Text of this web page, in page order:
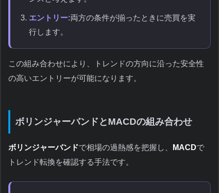
エントリー:両方の条件が揃ったときに売買を実
行します。
この組み合わせにより、トレンドの方向に沿った安全性
の高いエントリーが可能になります。
ボリンジャーバンドとMACDの組み合わせ
ボリンジャーバンドで相場の過熱感を把握し、 MACDで
トレンド転換を確認する手法です。